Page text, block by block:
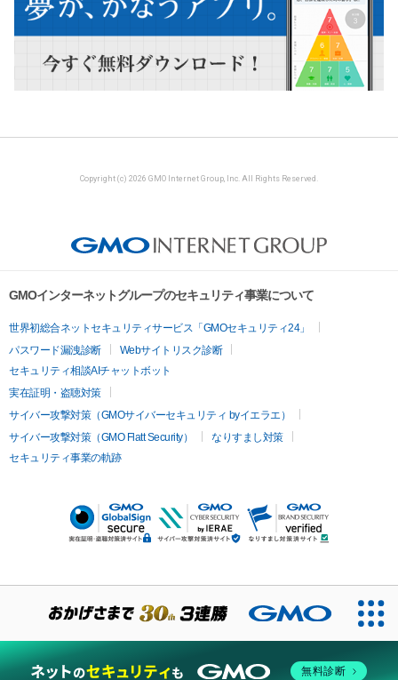
Copyright (c) 2026 GMO Internet Group, Inc. All Rights Reserved.
GMOインターネットグループのセキュリティ事業について
世界初総合ネットセキュリティサービス「GMOセキュリティ24」
パスワード漏洩診断
Webサイトリスク診断
セキュリティ相談AIチャットボット
実在証明・盗聴対策
サイバー攻撃対策（GMOサイバーセキュリティ byイエラエ）
サイバー攻撃対策（GMO Flatt Security）
なりすまし対策
セキュリティ事業の軌跡
無料診断